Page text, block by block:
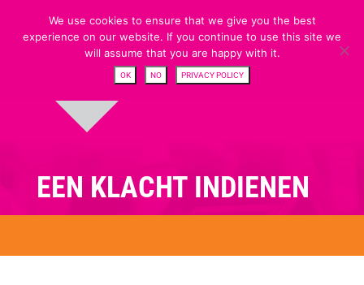
EEN KLACHT INDIENEN
We use cookies to ensure that we give you the best
experience on our website. If you continue to use this site we
will assume that you are happy with it.
OK NO PRIVACY POLICY